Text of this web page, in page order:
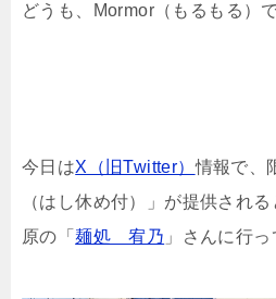
どうも、Mormor（もるもる）で
今日はX（旧Twitter）情報で、
（はし休め付）」が提供され
原の「麺処 宥乃 」さんに行っ